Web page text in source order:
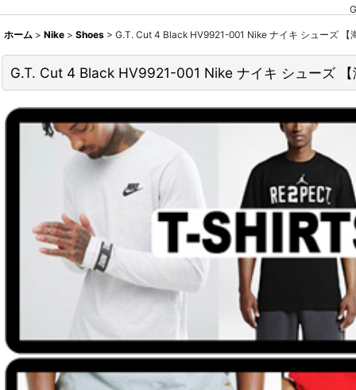
ホーム > Nike > Shoes > G.T. Cut 4 Black HV9921-001 Nike ナイキ シューズ 【
G.T. Cut 4 Black HV9921-001 Nike ナイキ シューズ 【